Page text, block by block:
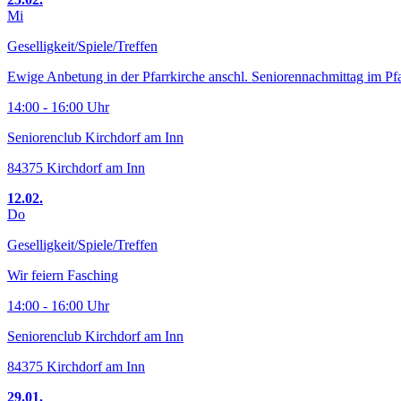
Mi
Geselligkeit/Spiele/Treffen
Ewige Anbetung in der Pfarrkirche anschl. Seniorennachmittag im
14:00 - 16:00 Uhr
Seniorenclub Kirchdorf am Inn
84375 Kirchdorf am Inn
12.02.
Do
Geselligkeit/Spiele/Treffen
Wir feiern Fasching
14:00 - 16:00 Uhr
Seniorenclub Kirchdorf am Inn
84375 Kirchdorf am Inn
29.01.